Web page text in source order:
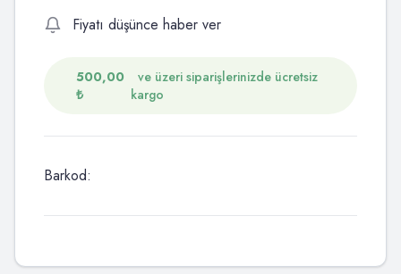
Fiyatı düşünce haber ver
500,00
₺
ve üzeri siparişlerinizde ücretsiz
kargo
Barkod: